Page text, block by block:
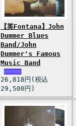
【英Fontana】John
Dummer Blues
Band/John
Dummer's Famous
Music Band
26,818円(税込
29,500円)